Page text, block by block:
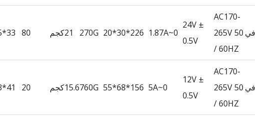
AC170-
265V 50
/ 60HZ
24V ±
0.5V
0~1.87A
226*30*20
270G 21كجم 80
33*23.5*29.5
AC170-
265V 50
/ 60HZ
12V ±
0.5V
0~5A
156*68*55
760G15.6كجم 20
41*19.3*26.5